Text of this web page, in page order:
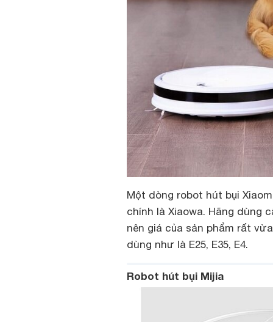
Một dòng robot hút bụi
chính là Xiaowa. Hãng dùng
nên giá của sản phẩm rất
dùng như là E25, E35, E4.
Robot hút bụi Mijia